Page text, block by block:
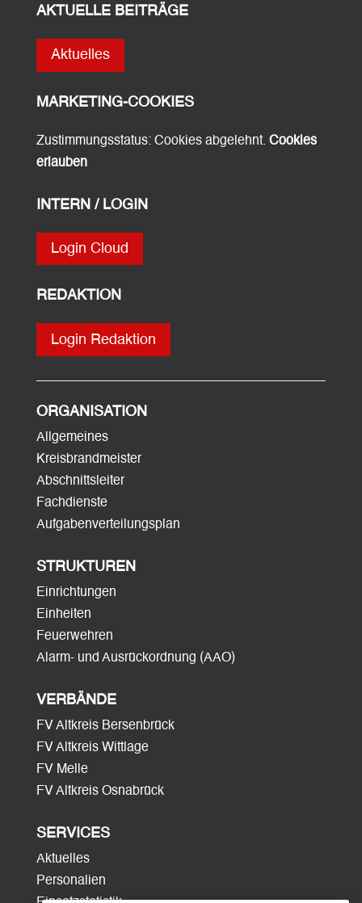
AKTUELLE BEITRÄGE
Aktuelles
MARKETING-COOKIES
Zustimmungsstatus: Cookies abgelehnt. Cookies
erlauben
INTERN / LOGIN
Login Cloud
REDAKTION
Login Redaktion
ORGANISATION
Allgemeines
Kreisbrandmeister
Abschnittsleiter
Fachdienste
Aufgabenverteilungsplan
STRUKTUREN
Einrichtungen
Einheiten
Feuerwehren
Alarm- und Ausrückordnung (AAO)
VERBÄNDE
FV Altkreis Bersenbrück
FV Altkreis Wittlage
FV Melle
FV Altkreis Osnabrück
SERVICES
Aktuelles
Personalien